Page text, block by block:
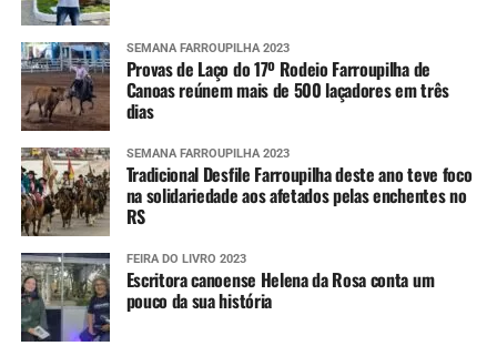
SEMANA FARROUPILHA 2023
Provas de Laço do 17º Rodeio Farroupilha de
Canoas reúnem mais de 500 laçadores em três
dias
SEMANA FARROUPILHA 2023
Tradicional Desfile Farroupilha deste ano teve foco
na solidariedade aos afetados pelas enchentes no
RS
FEIRA DO LIVRO 2023
Escritora canoense Helena da Rosa conta um
pouco da sua história